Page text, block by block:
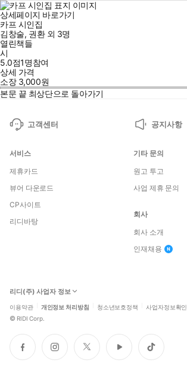
상세페이지 바로가기
카프 시인집
김창술, 권환외 3명
열린책들
시
5.0점1명참여
상세 가격
소장 3,000원
본문 끝 최상단으로 돌아가기
고객센터 공지사항
서비스
제휴카드
뷰어 다운로드
CP사이트
리디바탕
기타 문의
원고 투고
사업 제휴 문의
회사
회사 소개
인재채용
리디(주) 사업자 정보
이용약관 개인정보 처리방침 청소년보호정책 사업자정보확인
© RIDI Corp.
페
이
인
스
트
위
유
튜
틱
톡